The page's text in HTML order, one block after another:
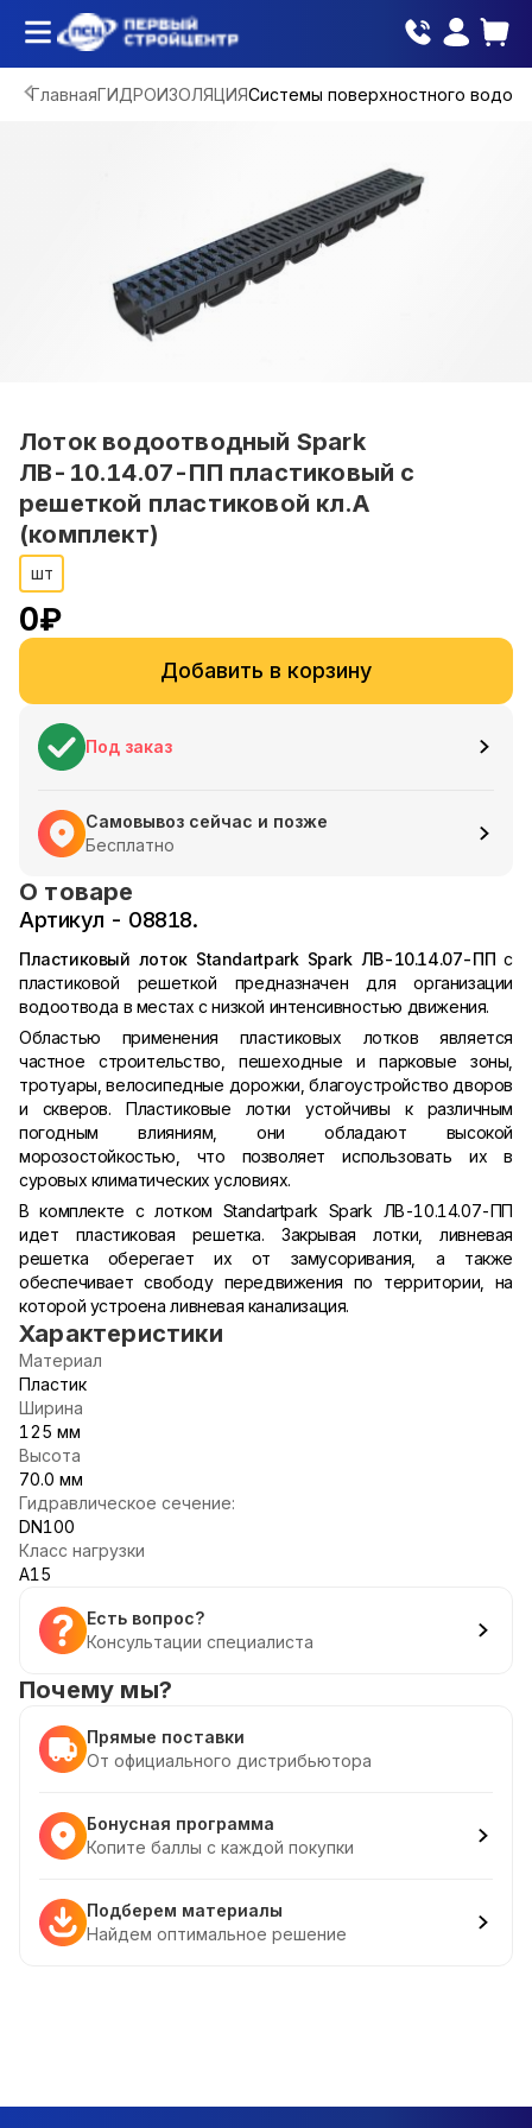
ГлавнаяГИДРОИЗОЛЯЦИЯСистемы поверхностного
Лоток водоотводный Spark
ЛВ-10.14.07-ПП пластиковый с
решеткой пластиковой кл.А
(комплект)
шт
0₽
Добавить в корзину
Под заказ
Самовывоз сейчас и позже
Бесплатно
О товаре
Артикул - 08818.
Пластиковый лоток Standartpark Spark ЛВ-10.14.07-ПП с
пластиковой решеткой предназначен для организации
водоотвода в местах с низкой интенсивностью движения.
Областью применения пластиковых лотков является
частное строительство, пешеходные и парковые зоны,
тротуары, велосипедные дорожки, благоустройство дворов
и скверов. Пластиковые лотки устойчивы к различным
погодным влияниям, они обладают высокой
морозостойкостью, что позволяет использовать их в
суровых климатических условиях.
В комплекте с лотком Standartpark Spark ЛВ-10.14.07-ПП
идет пластиковая решетка. Закрывая лотки, ливневая
решетка оберегает их от замусоривания, а также
обеспечивает свободу передвижения по территории, на
которой устроена ливневая канализация.
Характеристики
Материал
Пластик
Ширина
125 мм
Высота
70.0 мм
Гидравлическое сечение:
DN100
Класс нагрузки
A15
Есть вопрос?
Консультации специалиста
Почему мы?
Прямые поставки
От официального дистрибьютора
Бонусная программа
Копите баллы с каждой покупки
Подберем материалы
Найдем оптимальное решение